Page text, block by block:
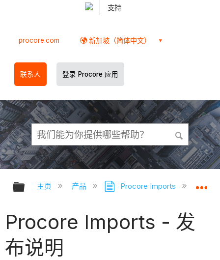
支持
procore.com 新加坡（简体中文）
联系人 登录 Procore 应用
扩展/隐缩全局层次
主页 产品 Procore Imports
Procore Imports - 发
布说明